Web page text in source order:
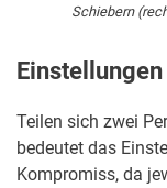
Schiebern
Teilen sich zwei
bedeutet das
Kompromiss, da